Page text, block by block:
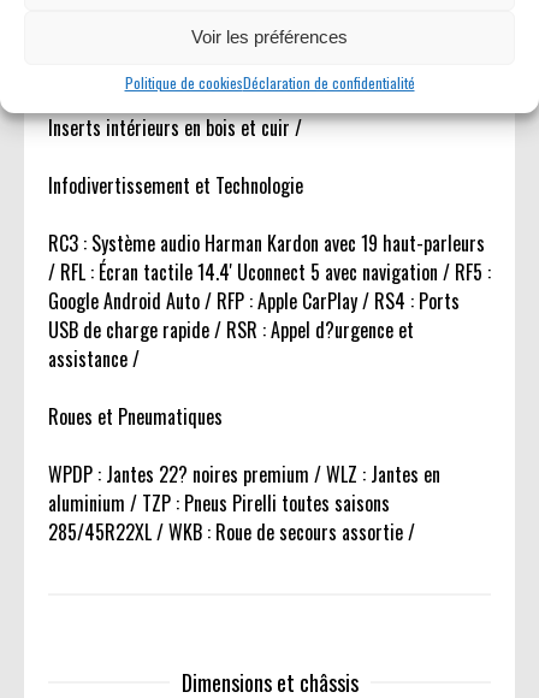
Voir les préférences
Politique de cookiesDéclaration de confidentialité
CUE : Rangement sous la banquette arrière / CSN :
Accoudoir arrière avec porte-gobelets / LCP : Éclairage
intérieur LED premium / LBK : Affichage tête haute / XSU :
Inserts intérieurs en bois et cuir /
Infodivertissement et Technologie
RC3 : Système audio Harman Kardon avec 19 haut-parleurs
/ RFL : Écran tactile 14.4' Uconnect 5 avec navigation / RF5 :
Google Android Auto / RFP : Apple CarPlay / RS4 : Ports
USB de charge rapide / RSR : Appel d?urgence et
assistance /
Roues et Pneumatiques
WPDP : Jantes 22? noires premium / WLZ : Jantes en
aluminium / TZP : Pneus Pirelli toutes saisons
285/45R22XL / WKB : Roue de secours assortie /
Dimensions et châssis